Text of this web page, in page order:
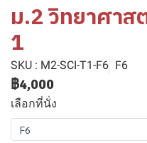
ม.2 วิทยาศาส
1
SKU : M2-SCI-T1-F6 F6
฿4,000
เลือกที่นั่ง
F6